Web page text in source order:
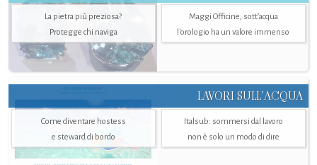
La pietra più preziosa?
Protegge chi naviga
Maggi Officine, sott’acqua
l'orologio ha un valore immenso
LAVORI SULL’ACQUA
Come diventare hostess
e steward di bordo
Italsub: sommersi dal lavoro
non è solo un modo di dire